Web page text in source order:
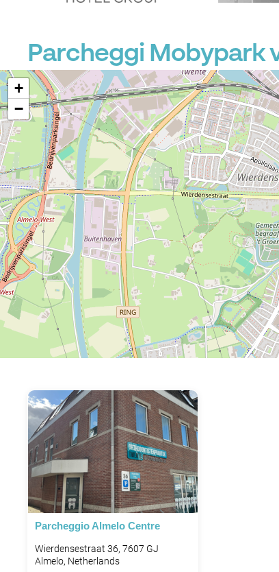
Parcheggi Mobypark
+
−
Parcheggio Almelo Centre
Wierdensestraat 36, 7607 GJ
Almelo, Netherlands